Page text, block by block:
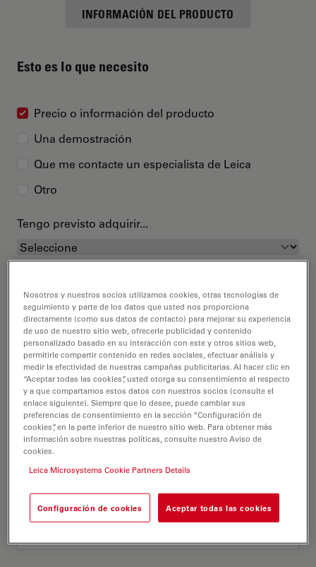
INFORMACIÓN DEL PRODUCTO
Esto es lo que necesito
Precio o información del producto
Una demostración
Que me contacte un especialista de Leica
Otro
Tengo previsto adquirir...
Este es mi perfil
Título académico opcional
Nombre
Apellido
Nosotros y nuestros socios utilizamos cookies, otras tecnologías de
seguimiento y parte de los datos que usted nos proporciona
directamente (como sus datos de contacto) para mejorar su experiencia
de uso de nuestro sitio web, ofrecerle publicidad y contenido
personalizado basado en su interacción con este y otros sitios web,
permitirle compartir contenido en redes sociales, efectuar análisis y
medir la efectividad de nuestras campañas publicitarias. Al hacer clic en
“Aceptar todas las cookies”, usted otorga su consentimiento al respecto
y a que compartamos estos datos con nuestros socios (consulte el
enlace siguiente). Siempre que lo desee, puede cambiar sus
preferencias de consentimiento en la sección “Configuración de
cookies”, en la parte inferior de nuestro sitio web. Para obtener más
información sobre nuestras políticas, consulte nuestro Aviso de
cookies.
Leica Microsystems Cookie Partners Details
Configuración de cookies Aceptar todas las cookies